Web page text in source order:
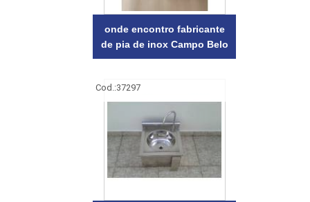
onde encontro fabricante
de pia de inox Campo Belo
Cod.:37297